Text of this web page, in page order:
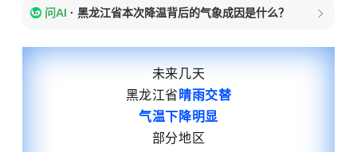
问AI · 黑龙江省本次降温背后的气象成因是什么？
未来几天
黑龙江省 晴雨交替
气温下降明显
部分地区